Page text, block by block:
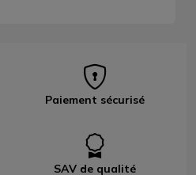
Paiement sécurisé
SAV de qualité